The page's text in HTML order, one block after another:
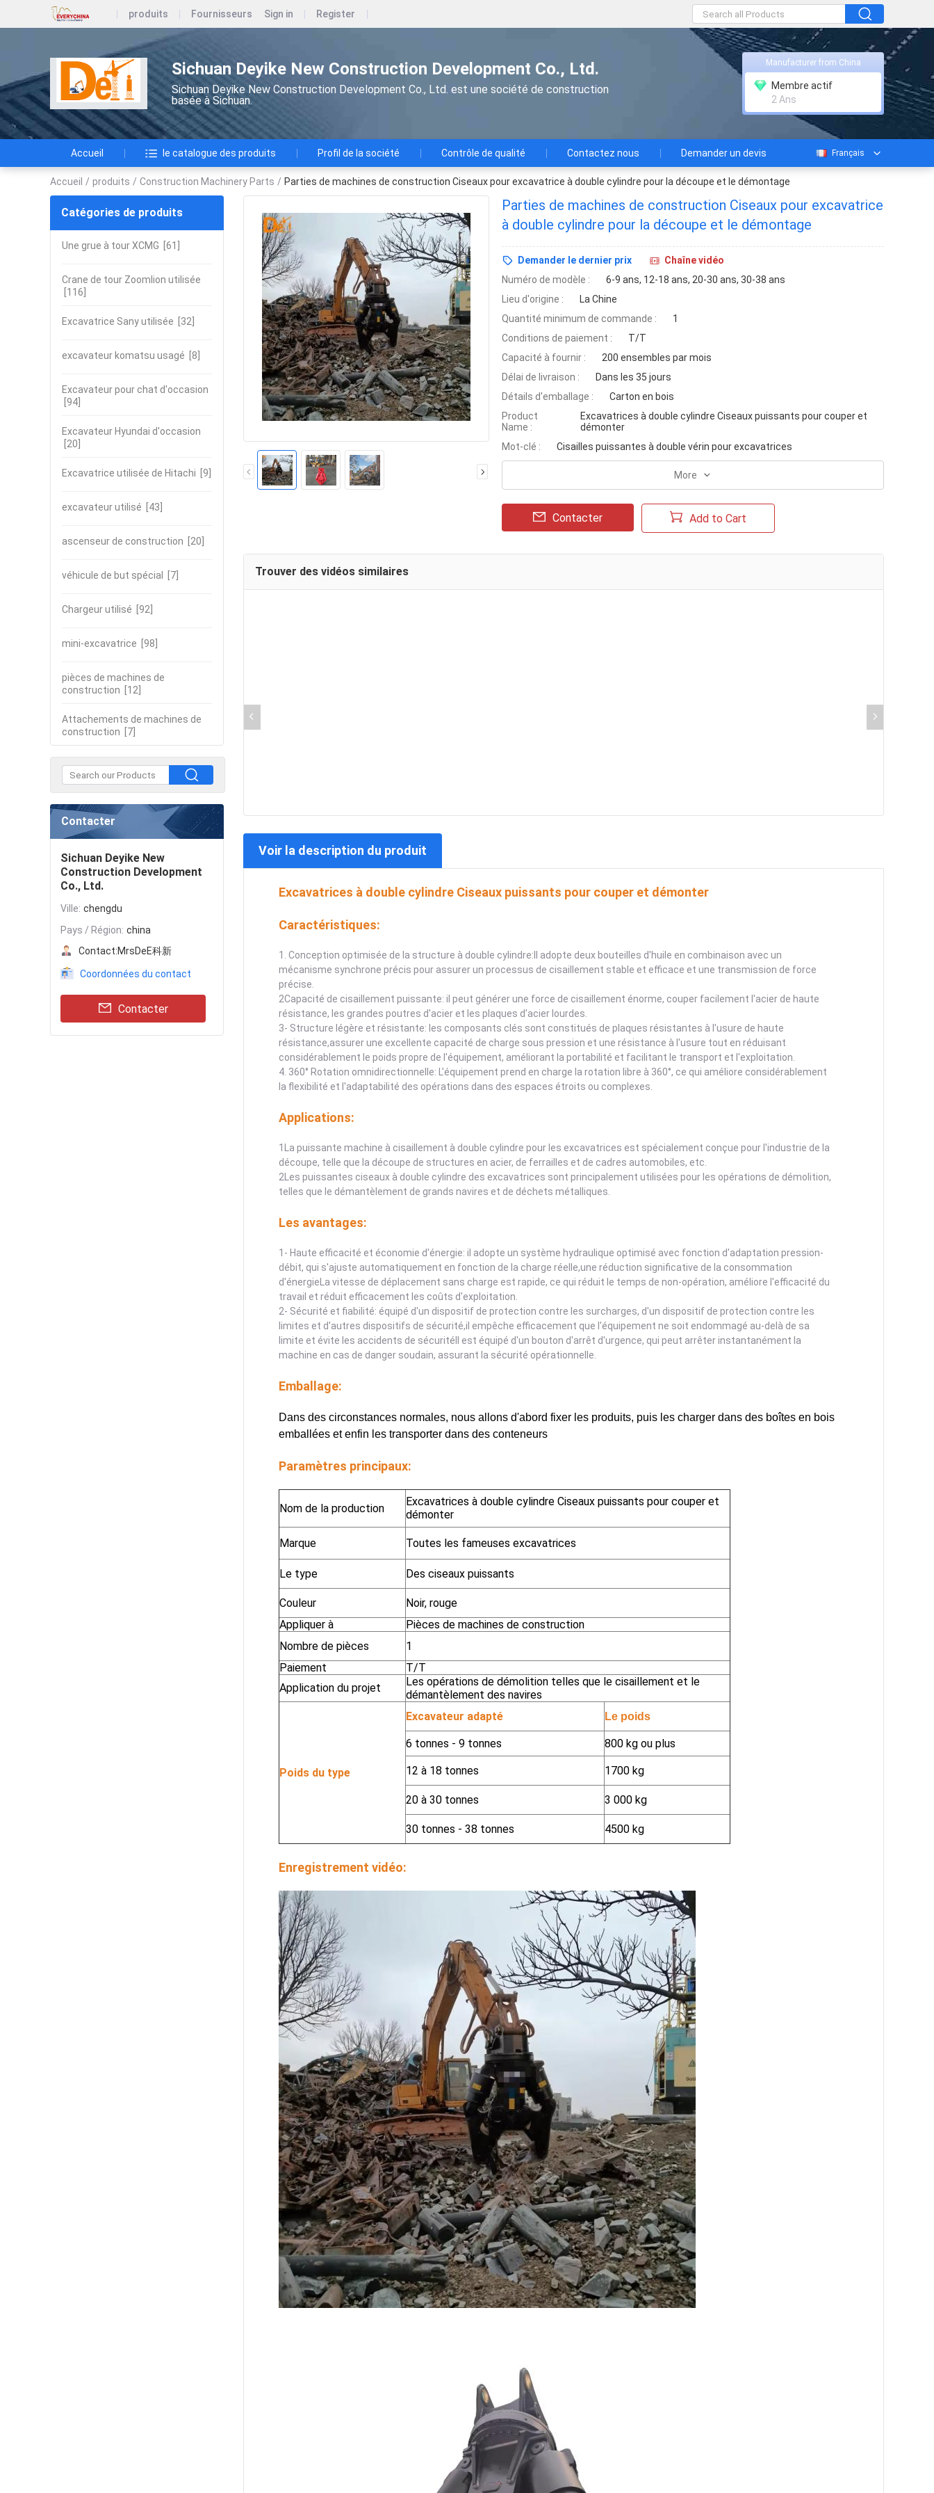
produits Fournisseurs Sign in Register
Sichuan Deyike New Construction Development Co., Ltd.
Sichuan Deyike New Construction Development Co., Ltd. est une société de construction
basée à Sichuan.
Manufacturer from China
Membre actif
2 Ans
Accueil le catalogue des produits Profil de la société Contrôle de qualité Contactez nous Demander un devis Français
Accueil / produits / Construction Machinery Parts / Parties de machines de construction Ciseaux pour excavatrice à double cylindre pour la découpe et le démontage
Catégories de produits
Une grue à tour XCMG [61]
Crane de tour Zoomlion utilisée
[116]
Excavatrice Sany utilisée [32]
excavateur komatsu usagé [8]
Excavateur pour chat d'occasion
[94]
Excavateur Hyundai d'occasion
[20]
Excavatrice utilisée de Hitachi [9]
excavateur utilisé [43]
ascenseur de construction [20]
véhicule de but spécial [7]
Chargeur utilisé [92]
mini-excavatrice [98]
pièces de machines de
construction [12]
Attachements de machines de
construction [7]
Contacter
Sichuan Deyike New
Construction Development
Co., Ltd.
Ville: chengdu
Pays / Région: china
Contact:MrsDeE科新
Coordonnées du contact
Contacter
Parties de machines de construction Ciseaux pour excavatrice
à double cylindre pour la découpe et le démontage
Demander le dernier prix
Chaîne vidéo
Numéro de modèle :
6-9 ans, 12-18 ans, 20-30 ans, 30-38 ans
Lieu d'origine :
La Chine
Quantité minimum de commande :
1
Conditions de paiement :
T/T
Capacité à fournir :
200 ensembles par mois
Délai de livraison :
Dans les 35 jours
Détails d'emballage :
Carton en bois
Product
Name :
Excavatrices à double cylindre Ciseaux puissants pour couper et
démonter
Mot-clé :
Cisailles puissantes à double vérin pour excavatrices
More
Contacter Add to Cart
Trouver des vidéos similaires
Voir la description du produit
Excavatrices à double cylindre Ciseaux puissants pour couper et démonter
Caractéristiques:
1. Conception optimisée de la structure à double cylindre:Il adopte deux bouteilles d'huile en combinaison avec un
mécanisme synchrone précis pour assurer un processus de cisaillement stable et efficace et une transmission de force
précise.
2Capacité de cisaillement puissante: il peut générer une force de cisaillement énorme, couper facilement l'acier de haute
résistance, les grandes poutres d'acier et les plaques d'acier lourdes.
3- Structure légère et résistante: les composants clés sont constitués de plaques résistantes à l'usure de haute
résistance,assurer une excellente capacité de charge sous pression et une résistance à l'usure tout en réduisant
considérablement le poids propre de l'équipement, améliorant la portabilité et facilitant le transport et l'exploitation.
4. 360° Rotation omnidirectionnelle: L'équipement prend en charge la rotation libre à 360°, ce qui améliore considérablement
la flexibilité et l'adaptabilité des opérations dans des espaces étroits ou complexes.
Applications:
1La puissante machine à cisaillement à double cylindre pour les excavatrices est spécialement conçue pour l'industrie de la
découpe, telle que la découpe de structures en acier, de ferrailles et de cadres automobiles, etc.
2Les puissantes ciseaux à double cylindre des excavatrices sont principalement utilisées pour les opérations de démolition,
telles que le démantèlement de grands navires et de déchets métalliques.
Les avantages:
1- Haute efficacité et économie d'énergie: il adopte un système hydraulique optimisé avec fonction d'adaptation pression-
débit, qui s'ajuste automatiquement en fonction de la charge réelle,une réduction significative de la consommation
d'énergieLa vitesse de déplacement sans charge est rapide, ce qui réduit le temps de non-opération, améliore l'efficacité du
travail et réduit efficacement les coûts d'exploitation.
2- Sécurité et fiabilité: équipé d'un dispositif de protection contre les surcharges, d'un dispositif de protection contre les
limites et d'autres dispositifs de sécurité,il empêche efficacement que l'équipement ne soit endommagé au-delà de sa
limite et évite les accidents de sécuritéIl est équipé d'un bouton d'arrêt d'urgence, qui peut arrêter instantanément la
machine en cas de danger soudain, assurant la sécurité opérationnelle.
Emballage:
Dans des circonstances normales, nous allons d'abord fixer les produits, puis les charger dans des boîtes en bois
emballées et enfin les transporter dans des conteneurs
Paramètres principaux:
Nom de la production
Excavatrices à double cylindre Ciseaux puissants pour couper et
démonter
Marque Toutes les fameuses excavatrices
Le type Des ciseaux puissants
Couleur
Noir, rouge
Appliquer à
Pièces de machines de construction
Nombre de pièces
1
Paiement
T/T
Application du projet
Les opérations de démolition telles que le cisaillement et le
démantèlement des navires
Poids du type
Excavateur adapté Le poids
6 tonnes - 9 tonnes 800 kg ou plus
12 à 18 tonnes 1700 kg
20 à 30 tonnes 3 000 kg
30 tonnes - 38 tonnes 4500 kg
Enregistrement vidéo: